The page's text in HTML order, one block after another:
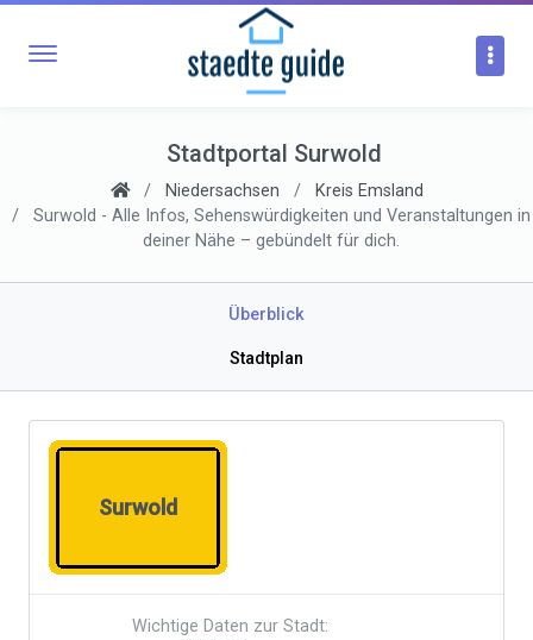
Stadtportal Surwold
Niedersachsen
Kreis Emsland
Surwold - Alle Infos, Sehenswürdigkeiten und Veranstaltungen in
deiner Nähe – gebündelt für dich.
Überblick
Stadtplan
Surwold
Wichtige Daten zur Stadt: